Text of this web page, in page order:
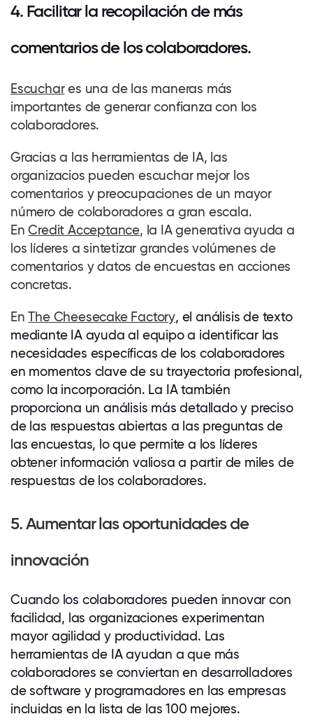
4. Facilitar la recopilación de más
comentarios de loscolaboradores.
Escuchares una de las maneras más
importantes de generar confianza con los
colaboradores.
Gracias a las herramientas de IA, las
organizacios pueden escuchar mejor los
comentarios y preocupaciones de un mayor
número decolaboradores a gran escala.
EnCredit Acceptance, la IA generativa ayuda a
los líderes a sintetizar grandes volúmenes de
comentarios y datos de encuestas en acciones
concretas.
EnThe Cheesecake Factory, el análisis de texto
mediante IA ayuda al equipo a identificar las
necesidades específicas de los colaboradores
en momentos clave de su trayectoria profesional,
como la incorporación. La IA también
proporciona un análisis más detallado y preciso
de las respuestas abiertas a las preguntas de
las encuestas, lo que permite a los líderes
obtener información valiosa a partir de miles de
respuestas de loscolaboradores.
5. Aumentar las oportunidades de
innovación
Cuando los colaboradores pueden innovar con
facilidad, las organizaciones experimentan
mayor agilidad y productividad. Las
herramientas de IA ayudan a que más
colaboradores se conviertan en desarrolladores
de software y programadores en las empresas
incluidas en la lista de las 100 mejores.